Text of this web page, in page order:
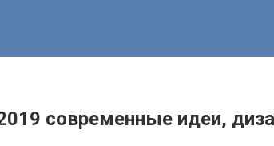
современные идеи,